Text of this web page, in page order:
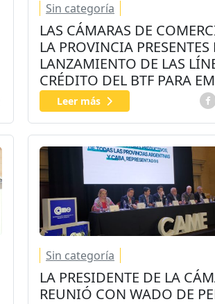
Sin categoría
LAS CÁMARAS DE
LA PROVINCIA PRESENTES
LANZAMIENTO DE LAS
CRÉDITO DEL BTF PARA
Leer más
Sin categoría
LA PRESIDENTE DE LA
REUNIÓ CON WADO DE